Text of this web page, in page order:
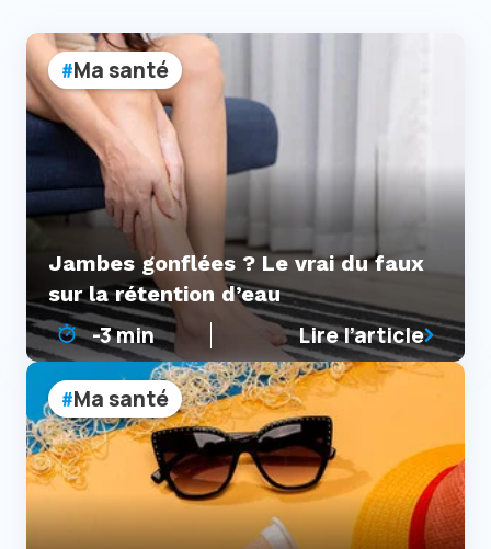
Jambes gonflées ? Le vrai du faux
sur la rétention d’eau
Ma santé
-3 min Lire l’article
Ma santé